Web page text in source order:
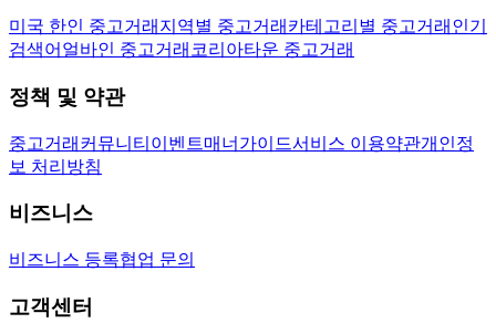
미국 한인 중고거래 지역별 중고거래 카테고리별 중고거래 인기
검색어 얼바인 중고거래 코리아타운 중고거래
정책 및 약관
중고거래 커뮤니티 이벤트매너가이드서비스 이용약관개인정
보 처리방침
비즈니스
비즈니스 등록협업 문의
고객센터